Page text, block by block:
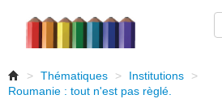
> Thématiques > Institutions
>
Roumanie : tout n'est pas règlé.